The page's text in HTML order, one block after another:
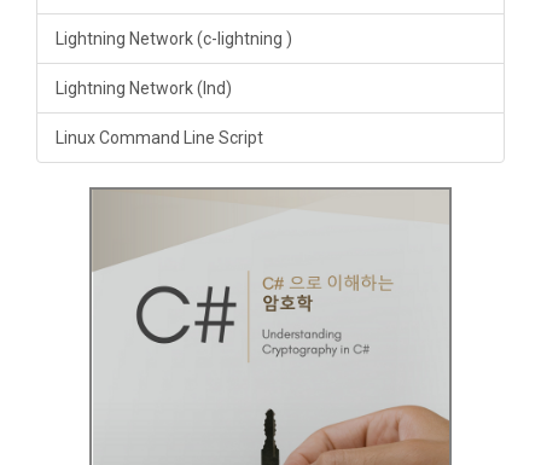
Lightning Network (c-lightning )
Lightning Network (lnd)
Linux Command Line Script